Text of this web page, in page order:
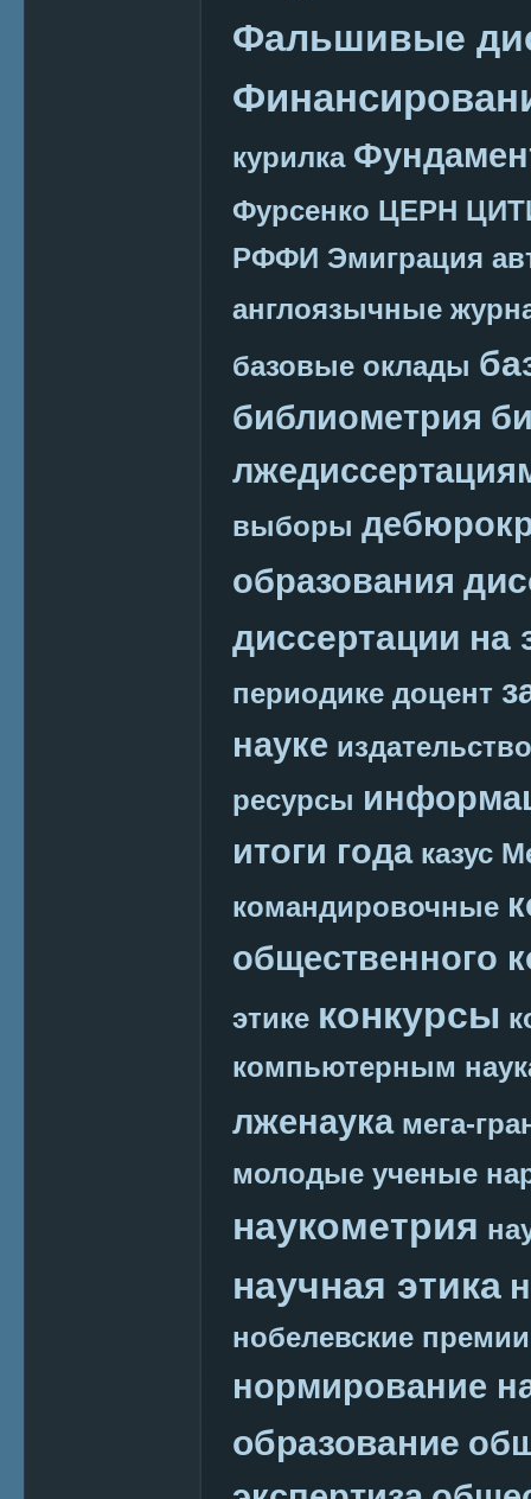
Фальшивые
курилка
Фурсенко ЦЕРН
РФФИ Эмиграция
англоязычные
базовые оклады
библиометрия
выборы
образования
диссертации на
периодике доцент
науке издательство
ресурсы
итоги года казус
командировочные
общественного
этике конкурсы
компьютерным
лженаука мега-
молодые ученые
наукометрия
научная этика
нобелевские премии
нормирование
образование